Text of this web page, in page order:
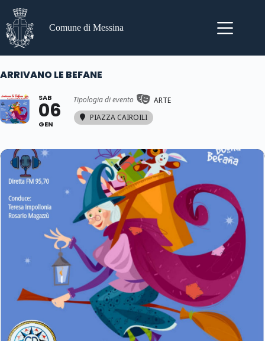
contenuto
Comune di Messina
ARRIVANO LE BEFANE
SAB
06
GEN
Tipologia di evento
ARTE
PIAZZA CAIROILI